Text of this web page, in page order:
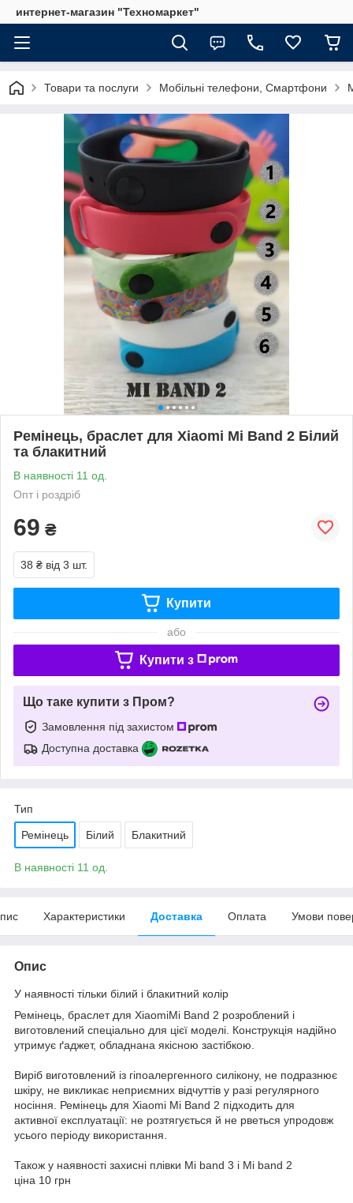
интернет-магазин "Техномаркет"
Товари та послуги Мобільні телефони, Смартфони
Ремінець, браслет для Xiaomi Mi Band 2 Білий
та блакитний
В наявності 11 од.
Опт і роздріб
69 ₴
38 ₴ від 3 шт.
Купити
або
Купити з
Що таке купити з Пром?
Замовлення під захистом
Доступна доставка
Тип
Ремінець Білий Блакитний
В наявності 11 од.
Характеристики Доставка Оплата Умови
Опис
У наявності тільки білий і блакитний колір
Ремінець, браслет для XiaomiMi Band 2 розроблений і
виготовлений спеціально для цієї моделі. Конструкція надійно
утримує ґаджет, обладнана якісною застібкою.
Виріб виготовлений із гіпоалергенного силікону, не подразнює
шкіру, не викликає неприємних відчуттів у разі регулярного
носіння. Ремінець для Xiaomi Mi Band 2 підходить для
активної експлуатації: не розтягується й не рветься упродовж
усього періоду використання.
Також у наявності захисні плівки Mi band 3 і Mi band 2
ціна 10 грн